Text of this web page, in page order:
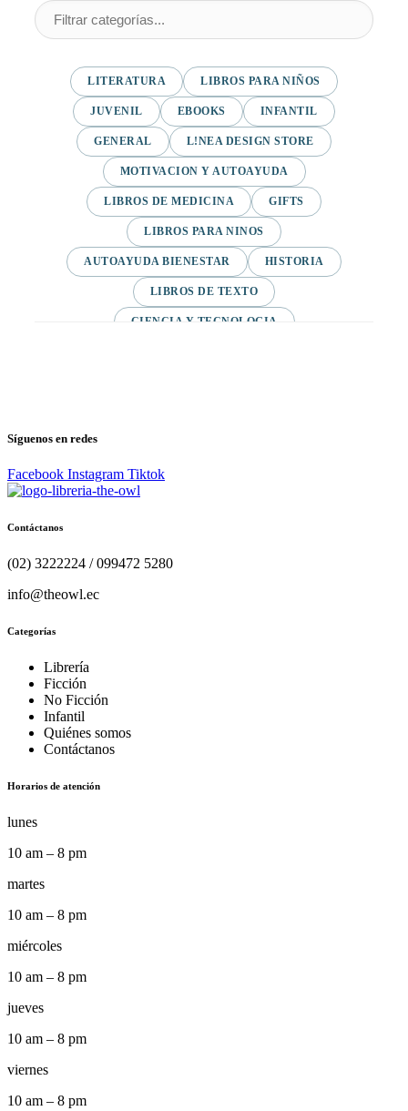
LITERATURA LIBROS PARA NIÑOS
JUVENIL EBOOKS INFANTIL
GENERAL L!NEA DESIGN STORE
MOTIVACION Y AUTOAYUDA
LIBROS DE MEDICINA GIFTS
LIBROS PARA NINOS
AUTOAYUDA BIENESTAR HISTORIA
LIBROS DE TEXTO
CIENCIA Y TECNOLOGIA
Síguenos en redes
Facebook Instagram Tiktok
Contáctanos
(02) 3222224 / 099472 5280
info@theowl.ec
Categorías
Librería
Ficción
No Ficción
Infantil
Quiénes somos
Contáctanos
Horarios de atención
lunes
10 am – 8 pm
martes
10 am – 8 pm
miércoles
10 am – 8 pm
jueves
10 am – 8 pm
viernes
10 am – 8 pm